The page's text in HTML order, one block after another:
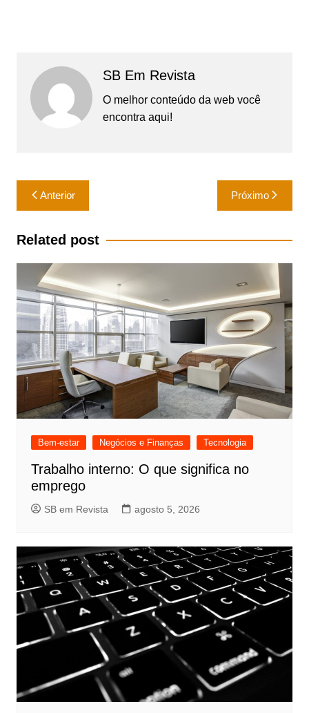
SB Em Revista
O melhor conteúdo da web você
encontra aqui!
Navegação
de
Post
Anterior Próximo
Related post
Bem-estar Negócios e Finanças Tecnologia
Trabalho interno: O que significa no
emprego
SB em Revista agosto 5, 2026